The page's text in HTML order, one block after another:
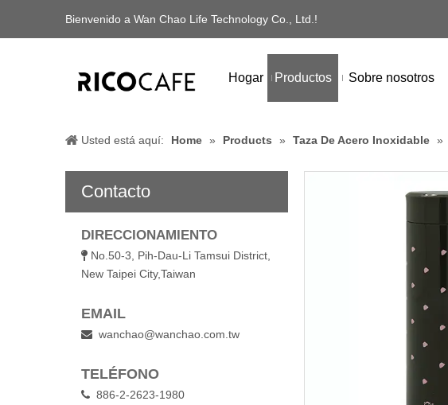
Bienvenido a Wan Chao Life Technology Co., Ltd.!
Hogar Productos Sobre nosotros
Usted está aquí: Home » Products » Taza De Acero Inoxidable »
Contacto
DIRECCIONAMIENTO
 No.50-3, Pih-Dau-Li Tamsui District,
New Taipei City,Taiwan
EMAIL
 wanchao@wanchao.com.tw
TELÉFONO
 886-2-2623-1980